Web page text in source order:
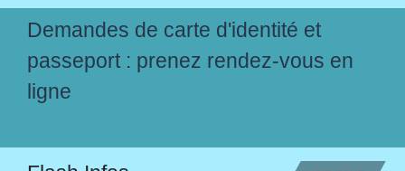
Demandes de carte d'identité et
passeport : prenez rendez-vous en
ligne